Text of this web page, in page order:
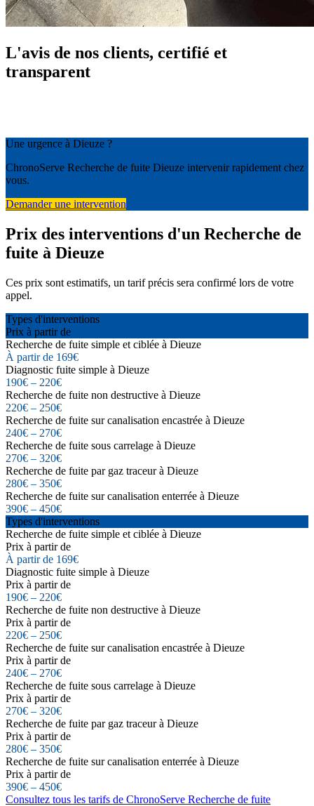
L'avis de nos clients, certifié et
transparent
Une urgence à Dieuze ?
ChronoServe Recherche de fuite Dieuze intervenir rapidement chez
vous.
Demander une intervention
Prix des interventions d'un Recherche de
fuite à Dieuze
Ces prix sont estimatifs, un tarif précis sera confirmé lors de votre
appel.
Types d'interventions
Prix à partir de
Recherche de fuite simple et ciblée à Dieuze
À partir de 169€
Diagnostic fuite simple à Dieuze
190€ – 220€
Recherche de fuite non destructive à Dieuze
220€ – 250€
Recherche de fuite sur canalisation encastrée à Dieuze
240€ – 270€
Recherche de fuite sous carrelage à Dieuze
270€ – 320€
Recherche de fuite par gaz traceur à Dieuze
280€ – 350€
Recherche de fuite sur canalisation enterrée à Dieuze
390€ – 450€
Types d'interventions
Recherche de fuite simple et ciblée à Dieuze
Prix à partir de
À partir de 169€
Diagnostic fuite simple à Dieuze
Prix à partir de
190€ – 220€
Recherche de fuite non destructive à Dieuze
Prix à partir de
220€ – 250€
Recherche de fuite sur canalisation encastrée à Dieuze
Prix à partir de
240€ – 270€
Recherche de fuite sous carrelage à Dieuze
Prix à partir de
270€ – 320€
Recherche de fuite par gaz traceur à Dieuze
Prix à partir de
280€ – 350€
Recherche de fuite sur canalisation enterrée à Dieuze
Prix à partir de
390€ – 450€
Consultez tous les tarifs de ChronoServe Recherche de fuite